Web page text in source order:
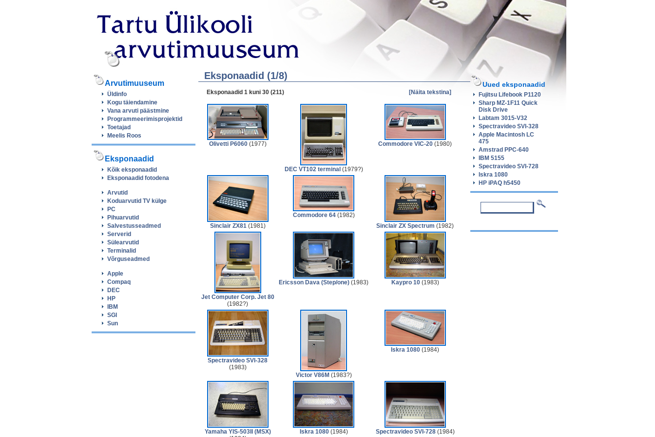
Arvutimuuseum
Üldinfo
Kogu täiendamine
Vana arvuti päästmine
Programmeerimisprojektid
Toetajad
Meelis Roos
Eksponaadid
Kõik eksponaadid
Eksponaadid fotodena
Arvutid
Koduarvutid TV külge
PC
Pihuarvutid
Salvestusseadmed
Serverid
Sülearvutid
Terminalid
Võrguseadmed
Apple
Compaq
DEC
HP
IBM
SGI
Sun
Eksponaadid (1/8)
Eksponaadid 1 kuni 30 (211) [Näita tekstina]
Olivetti P6060(1977)
DEC VT102 terminal (1979?)
Commodore VIC-20 (1980)
Sinclair ZX81(1981)
Commodore 64(1982)
Sinclair ZX Spectrum (1982)
Jet Computer Corp. Jet 80
(1982?)
Ericsson Dava (Step/one) (1983) Kaypro 10(1983)
Spectravideo SVI-328
(1983)
Victor V86M (1983?)
Iskra 1080 (1984)
Yamaha YIS-503II (MSX)
Iskra 1080 (1984) Spectravideo SVI-728(1984)
Uued eksponaadid
Fujitsu Lifebook P1120
Sharp MZ-1F11 Quick
Disk Drive
Labtam 3015-V32
Spectravideo SVI-328
Apple Macintosh LC
475
Amstrad PPC-640
IBM 5155
Spectravideo SVI-728
Iskra 1080
HP iPAQ h5450